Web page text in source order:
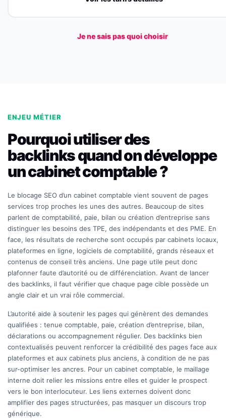
Je ne sais pas quoi choisir
ENJEU MÉTIER
Pourquoi utiliser des
backlinks quand on développe
un cabinet comptable ?
Le blocage SEO d’un cabinet comptable vient souvent de pages
services trop proches les unes des autres. Beaucoup de sites
parlent de comptabilité, paie, bilan ou création d’entreprise sans
distinguer les besoins des TPE, des indépendants et des PME. En
face, les résultats de recherche sont occupés par cabinets locaux,
plateformes en ligne, logiciels de comptabilité, grands réseaux et
contenus de conseil très anciens. Une page utile peut donc
plafonner faute d’autorité ou de différenciation. Avant de lancer
des backlinks, il faut vérifier que chaque page cible possède un
angle clair et un vrai rôle commercial.
L’autorité aide à soutenir les pages qui génèrent des demandes
qualifiées : tenue comptable, paie, création d’entreprise, bilan,
déclarations ou accompagnement régulier. Des backlinks bien
contextualisés peuvent renforcer la crédibilité des pages face aux
plateformes et aux cabinets plus anciens, à condition de ne pas
sur-optimiser les ancres. Pour un cabinet comptable, le maillage
interne doit relier les missions entre elles et guider le prospect
vers le bon interlocuteur. Les liens externes doivent donc
amplifier des pages structurées, pas masquer un discours trop
générique.